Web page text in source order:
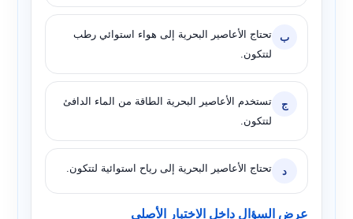
ب
تحتاج الأعاصير البحرية إلى هواء استوائي رطب
لتتكون.
ج
تستخدم الأعاصير البحرية الطاقة من الماء الدافئ
لتتكون.
د تحتاج الأعاصير البحرية إلى رياح استوائية لتتكون.
عرض السؤال داخل الاختبار الأصلي